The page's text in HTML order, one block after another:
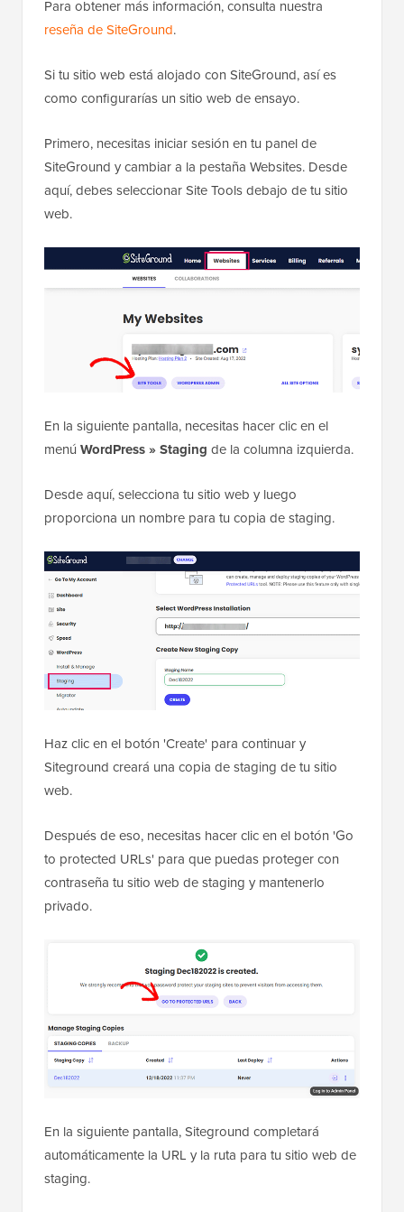
Para obtener más información, consulta nuestra
reseña de SiteGround.
Si tu sitio web está alojado con SiteGround, así es
como configurarías un sitio web de ensayo.
Primero, necesitas iniciar sesión en tu panel de
SiteGround y cambiar a la pestaña Websites. Desde
aquí, debes seleccionar Site Tools debajo de tu sitio
web.
En la siguiente pantalla, necesitas hacer clic en el
menú WordPress » Staging de la columna izquierda.
Desde aquí, selecciona tu sitio web y luego
proporciona un nombre para tu copia de staging.
Haz clic en el botón 'Create' para continuar y
Siteground creará una copia de staging de tu sitio
web.
Después de eso, necesitas hacer clic en el botón 'Go
to protected URLs' para que puedas proteger con
contraseña tu sitio web de staging y mantenerlo
privado.
En la siguiente pantalla, Siteground completará
automáticamente la URL y la ruta para tu sitio web de
staging.